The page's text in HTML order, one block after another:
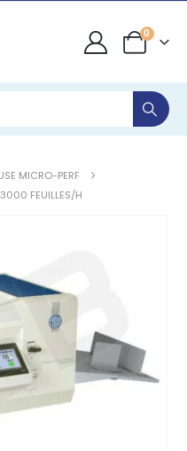
0
MICRO-PERF
FEUILLES/H